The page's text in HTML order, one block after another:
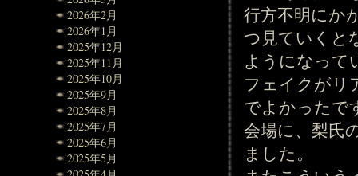
2026年2月
2026年1月
2025年12月
2025年11月
2025年10月
2025年9月
2025年8月
2025年7月
2025年6月
2025年5月
行方不明にか
つ見ていくと
ようになって
フェイクがリ
でよかったで
会場に、梨氏
ました。